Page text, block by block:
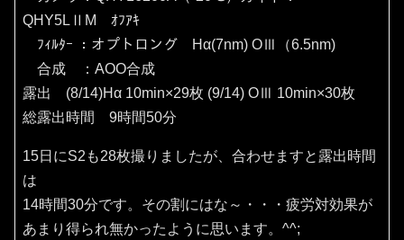
QHY5LⅡM ｵﾌｱｷ
ﾌｨﾙﾀｰ ：オプトロング Hα(7nm) OⅢ（6.5nm)
合成 ：AOO合成
露出 (8/14)Hα 10min×29枚 (9/14) OⅢ 10min×30枚
総露出時間 9時間50分
15日にS2も28枚撮りましたが、合わせますと露出時間
は
14時間30分です。その割にはな～・・・疲労対効果が
あまり得られ無かったように思います。^^;